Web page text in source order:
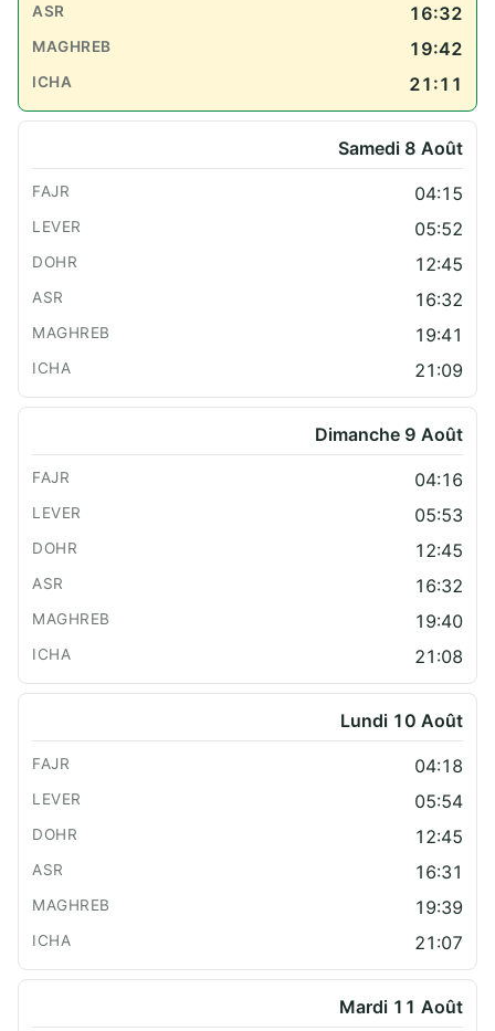
16:32
19:42
21:11
Samedi 8 Août
04:15
05:52
12:45
16:32
19:41
21:09
Dimanche 9 Août
04:16
05:53
12:45
16:32
19:40
21:08
Lundi 10 Août
04:18
05:54
12:45
16:31
19:39
21:07
Mardi 11 Août